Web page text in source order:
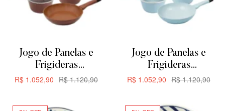
Jogo de Panelas e
Frigideras
Antiaderente de
R$1.120,90
R$ 1.052,90
Jogo de Panelas e
Frigideras
Antiaderente de
R$1.120,90
R$ 1.052,90